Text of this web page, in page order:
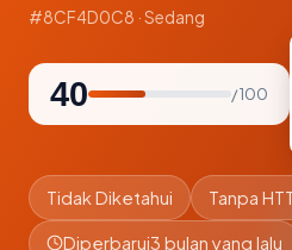
#8CF4D0C8 · Sedang
40 / 100
Tidak Diketahui Tanpa
Diperbarui3 bulan yang lalu